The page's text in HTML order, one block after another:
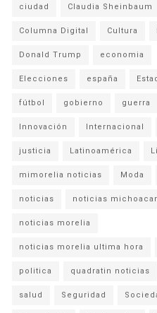
ciudad Claudia Sheinbaum
Columna Digital Cultura
Donald Trump economia
Elecciones españa
fútbol gobierno guerra
Innovación Internacional
justicia Latinoamérica
mimorelia noticias Moda
noticias noticias
noticias morelia
noticias morelia ultima hora
politica quadratin noticias
salud Seguridad